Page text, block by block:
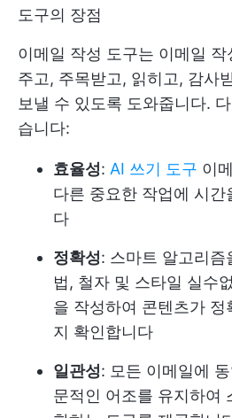
도구의 장점
이메일 작성 도구는 이메일
주고, 주목받고, 읽히고, 감사
보낼 수 있도록 도와줍니다.
습니다:
효율성: AI 쓰기 도구 이
다른 중요한 작업에 시간
다
정확성: 스마트 알고리즘
법, 철자 및 스타일 실수
을 작성하여 콘텐츠가 정
지 확인합니다
일관성: 모든 이메일에
문적인 어조를 유지하여